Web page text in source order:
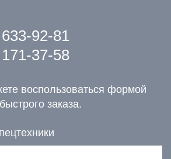
92-81
37-58
воспользоваться формой
быстрого заказа.